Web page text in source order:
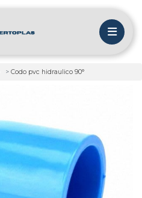
Codo pvc hidraulico 90°